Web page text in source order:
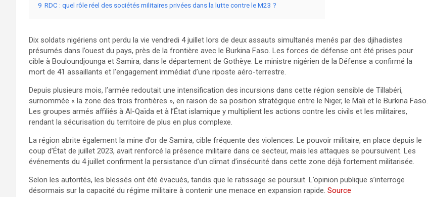
9 RDC : quel rôle réel des sociétés militaires privées dans la lutte contre le M23 ?
Dix soldats nigériens ont perdu la vie vendredi 4 juillet lors de deux assauts simultanés menés par des djihadistes
présumés dans l’ouest du pays, près de la frontière avec le Burkina Faso. Les forces de défense ont été prises pour
cible à Bouloundjounga et Samira, dans le département de Gothèye. Le ministre nigérien de la Défense a confirmé la
mort de 41 assaillants et l’engagement immédiat d’une riposte aéro-terrestre.
Depuis plusieurs mois, l’armée redoutait une intensification des incursions dans cette région sensible de Tillabéri,
surnommée « la zone des trois frontières », en raison de sa position stratégique entre le Niger, le Mali et le Burkina Faso.
Les groupes armés affiliés à Al-Qaïda et à l’État islamique y multiplient les actions contre les civils et les militaires,
rendant la sécurisation du territoire de plus en plus complexe.
La région abrite également la mine d’or de Samira, cible fréquente des violences. Le pouvoir militaire, en place depuis le
coup d’État de juillet 2023, avait renforcé la présence militaire dans ce secteur, mais les attaques se poursuivent. Les
événements du 4 juillet confirment la persistance d’un climat d’insécurité dans cette zone déjà fortement militarisée.
Selon les autorités, les blessés ont été évacués, tandis que le ratissage se poursuit. L’opinion publique s’interroge
désormais sur la capacité du régime militaire à contenir une menace en expansion rapide. Source